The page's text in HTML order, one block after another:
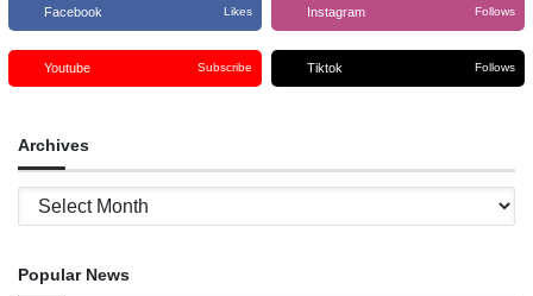
Facebook Likes Instagram Follows
Youtube Subscribe Tiktok Follows
Archives
Archives
Popular News